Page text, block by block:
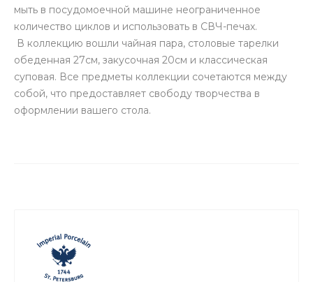
мыть в посудомоечной машине неограниченное
количество циклов и использовать в СВЧ-печах.
В коллекцию вошли чайная пара, столовые тарелки
обеденная 27см, закусочная 20см и классическая
суповая. Все предметы коллекции сочетаются между
собой, что предоставляет свободу творчества в
оформлении вашего стола.